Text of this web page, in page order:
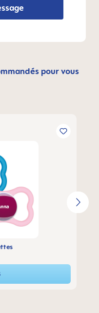
pour vous